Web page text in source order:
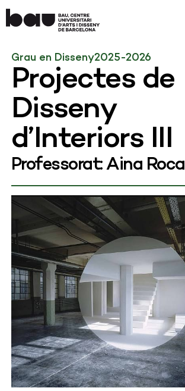
Grau en Disseny2025-2026
Projectes de
Disseny
d’Interiors III
Professorat: Aina Roca